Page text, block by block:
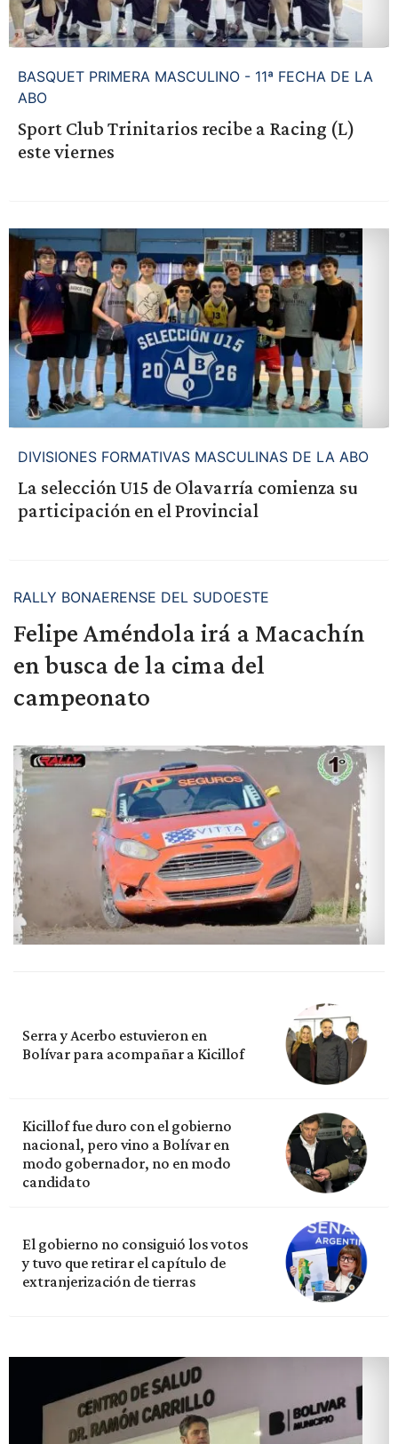
BASQUET PRIMERA MASCULINO - 11ª FECHA DE LA
ABO
Sport Club Trinitarios recibe a Racing (L)
este viernes
DIVISIONES FORMATIVAS MASCULINAS DE LA ABO
La selección U15 de Olavarría comienza su
participación en el Provincial
RALLY BONAERENSE DEL SUDOESTE
Felipe Améndola irá a Macachín
en busca de la cima del
campeonato
Serra y Acerbo estuvieron en
Bolívar para acompañar a Kicillof
Kicillof fue duro con el gobierno
nacional, pero vino a Bolívar en
modo gobernador, no en modo
candidato
El gobierno no consiguió los votos
y tuvo que retirar el capítulo de
extranjerización de tierras